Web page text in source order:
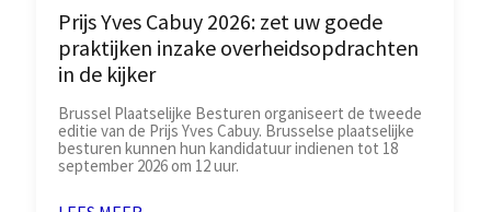
Prijs Yves Cabuy 2026: zet uw goede
praktijken inzake overheidsopdrachten
in de kijker
Brussel Plaatselijke Besturen organiseert de tweede
editie van de Prijs Yves Cabuy. Brusselse plaatselijke
besturen kunnen hun kandidatuur indienen tot 18
september 2026 om 12 uur.